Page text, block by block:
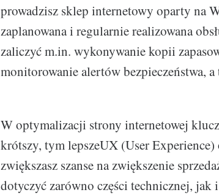
prowadzisz sklep internetowy oparty na
zaplanowana i regularnie realizowana
zaliczyć m.in. wykonywanie kopii
monitorowanie alertów bezpieczeństwa,
W optymalizacji strony internetowej
krótszy, tym lepszeUX (User
zwiększasz szanse na zwiększenie
dotyczyć zarówno części technicznej, jak